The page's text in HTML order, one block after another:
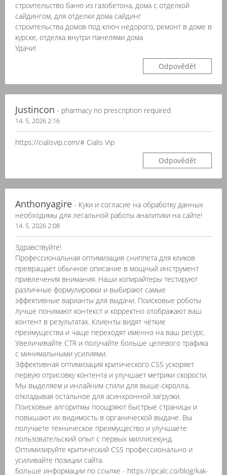
строительство баню из газобетона, дома с отделкой
сайдингом, для отделки дома сайдинг
строительства домов под ключ недорого, ремонт в доме в
курске, отделка внутри панелями дома
Удачи!
Odpovědět
Justincon - pharmacy no prescription required
14. 5. 2026 2:16
https://cialisvip.com/# Cialis Vip
Odpovědět
Anthonyagire - Куки и согласие на обработку данных
необходимы для легальной работы аналитики на сайте!
14. 5. 2026 2:08
Здравствуйте!
Профессиональная оптимизация сниппета для кликов
превращает обычное описание в мощный инструмент
привлечения внимания. Наши копирайтеры тестируют
различные формулировки и выбирают самые
эффективные варианты для выдачи. Поисковые роботы
лучше понимают контекст и корректно отображают ваш
контент в результатах. Клиенты видят чёткие
преимущества и чаще переходят именно на ваш ресурс.
Увеличивайте CTR и получайте больше целевого трафика
с минимальными усилиями.
Эффективная оптимизация критического CSS ускоряет
первую отрисовку контента и улучшает метрики скорости.
Мы выделяем и инлайним стили для выше-скролла,
откладывая остальное для асинхронной загрузки.
Поисковые алгоритмы поощряют быстрые страницы и
повышают их видимость в органической выдаче. Вы
получаете техническое преимущество и улучшаете
пользовательский опыт с первых миллисекунд.
Оптимизируйте критический CSS профессионально и
усиливайте позиции сайта.
Больше информации по ссылке - https://ipcalc.co/blog/kak-